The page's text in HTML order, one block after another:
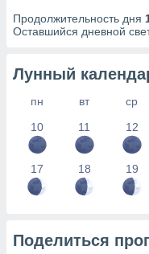
Продолжительность дня
Оставшийся дневной
Лунный
пн вт ср
10
11 12
17 18 19
Поделиться